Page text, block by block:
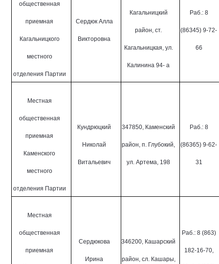
общественная
приемная
Кагальницкого
местного
отделения Партии
Сердюк Алла
Викторовна
Кагальницкий
район, ст.
Кагальницкая, ул.
Калинина 94- а
Раб.: 8
(86345) 9-72-
66
Местная
общественная
приемная
Каменского
местного
отделения Партии
Кундрюцкий
Николай
Витальевич
347850, Каменский
район, п. Глубокий,
ул. Артема, 198
Раб.: 8
(86365) 9-62-
31
Местная
общественная
приемная
Сердюкова
Ирина
346200, Кашарский
район, сл. Кашары,
Раб.: 8 (863)
182-16-70,